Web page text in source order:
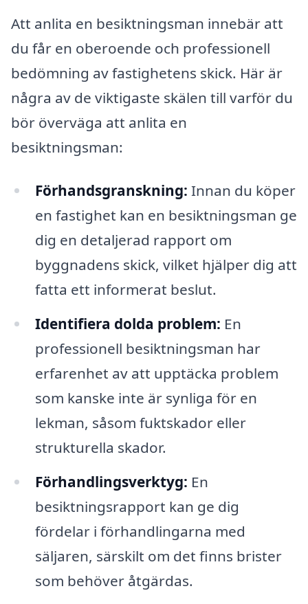
Att anlita en besiktningsman innebär att
du får en oberoende och professionell
bedömning av fastighetens skick. Här är
några av de viktigaste skälen till varför du
bör överväga att anlita en
besiktningsman:
Förhandsgranskning: Innan du köper
en fastighet kan en besiktningsman ge
dig en detaljerad rapport om
byggnadens skick, vilket hjälper dig att
fatta ett informerat beslut.
Identifiera dolda problem: En
professionell besiktningsman har
erfarenhet av att upptäcka problem
som kanske inte är synliga för en
lekman, såsom fuktskador eller
strukturella skador.
Förhandlingsverktyg: En
besiktningsrapport kan ge dig
fördelar i förhandlingarna med
säljaren, särskilt om det finns brister
som behöver åtgärdas.